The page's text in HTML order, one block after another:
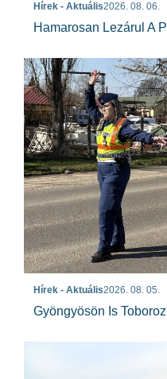
Hírek - Aktuális2026. 08. 06.
Hamarosan Lezárul A
Hírek - Aktuális2026. 08. 05.
Gyöngyösön Is